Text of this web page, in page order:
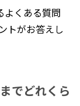
よくある質問
トがお答えし
でどれくら